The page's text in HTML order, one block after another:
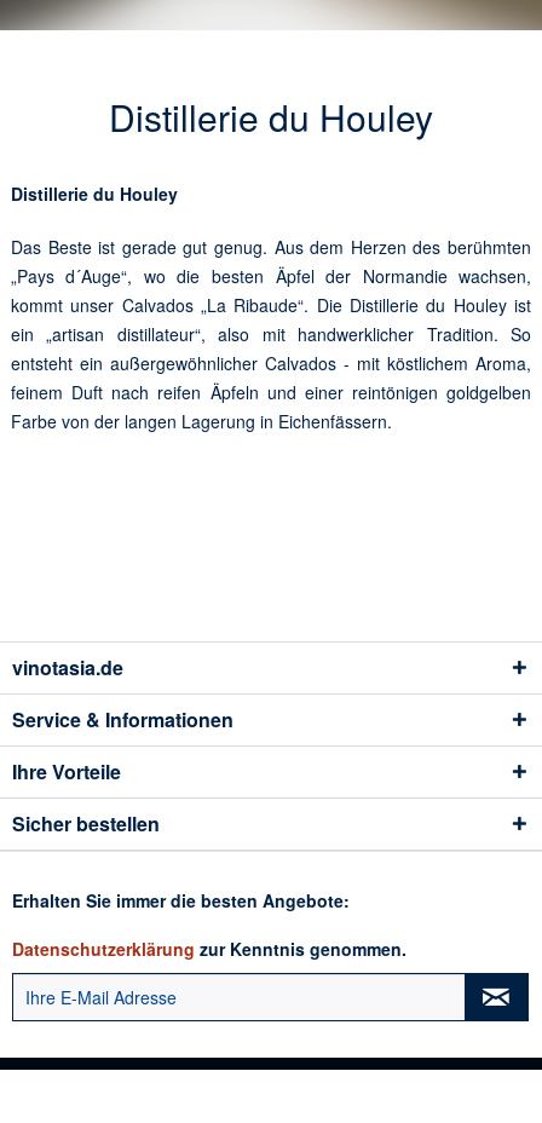
Distillerie du Houley
Distillerie du Houley
Das Beste ist gerade gut genug. Aus dem Herzen des berühmten
„Pays d´Auge“, wo die besten Äpfel der Normandie wachsen,
kommt unser Calvados „La Ribaude“. Die Distillerie du Houley ist
ein „artisan distillateur“, also mit handwerklicher Tradition. So
entsteht ein außergewöhnlicher Calvados - mit köstlichem Aroma,
feinem Duft nach reifen Äpfeln und einer reintönigen goldgelben
Farbe von der langen Lagerung in Eichenfässern.
vinotasia.de
Service & Informationen
Ihre Vorteile
Sicher bestellen
Erhalten Sie immer die besten Angebote:
Datenschutzerklärung zur Kenntnis genommen.